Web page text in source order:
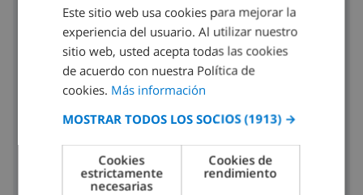
horno
microondas
nevera
lavavajillas
SPANISH
DUTCH
FRENCH
GERMAN
CATALAN
ITALIAN
Este sitio web usa cookies para mejorar la
experiencia del usuario. Al utilizar nuestro
sitio web, usted acepta todas las cookies
de acuerdo con nuestra Política de
cookies. Más información
MOSTRAR TODOS LOS SOCIOS (1913) →
Cookies
estrictamente
necesarias
Cookies de
rendimiento